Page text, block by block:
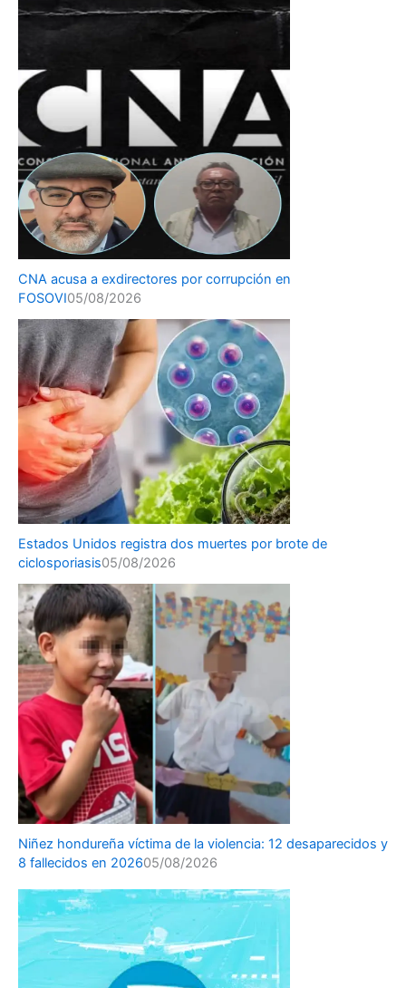
CNA acusa a exdirectores por corrupción en
FOSOVI05/08/2026
Estados Unidos registra dos muertes por brote de
ciclosporiasis05/08/2026
Niñez hondureña víctima de la violencia: 12 desaparecidos y
8 fallecidos en 202605/08/2026